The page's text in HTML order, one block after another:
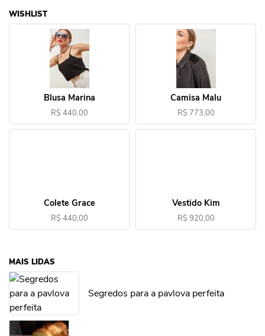
WISHLIST
Blusa Marina
R$ 440,00
Camisa Malu
R$ 773,00
Colete Grace
R$ 440,00
Vestido Kim
R$ 920,00
MAIS LIDAS
Segredos para a pavlova perfeita